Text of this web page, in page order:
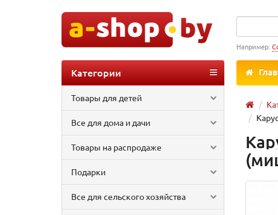
Например:
Категории
Товары для детей
Все для дома и дачи
Товары на распродаже
Подарки
Все для сельского хозяйства